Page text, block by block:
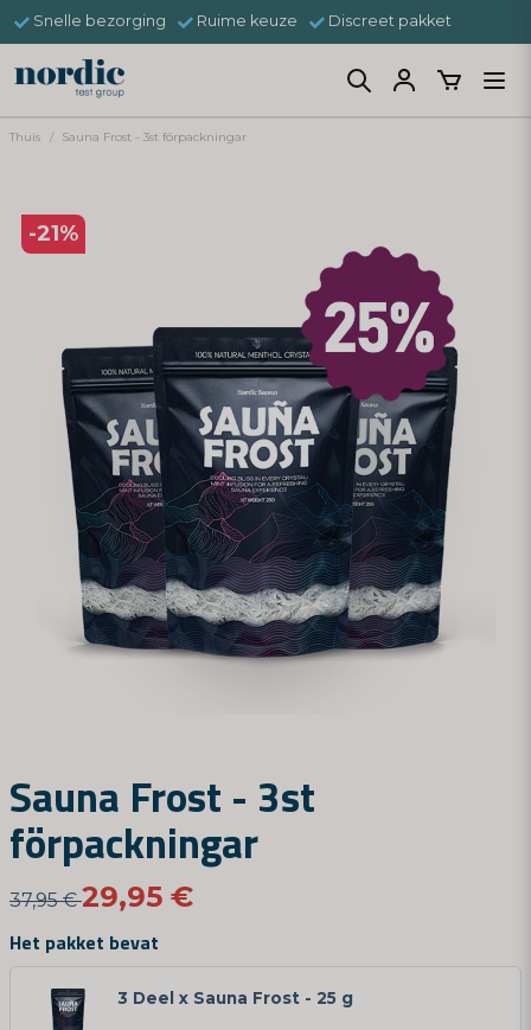
Snelle bezorging Ruime keuze Discreet pakket
Thuis Sauna Frost - 3st förpackningar
-21%
Sauna Frost - 3st
förpackningar
37,95 €29,95 €
Het pakket bevat
3 Deel x Sauna Frost - 25 g